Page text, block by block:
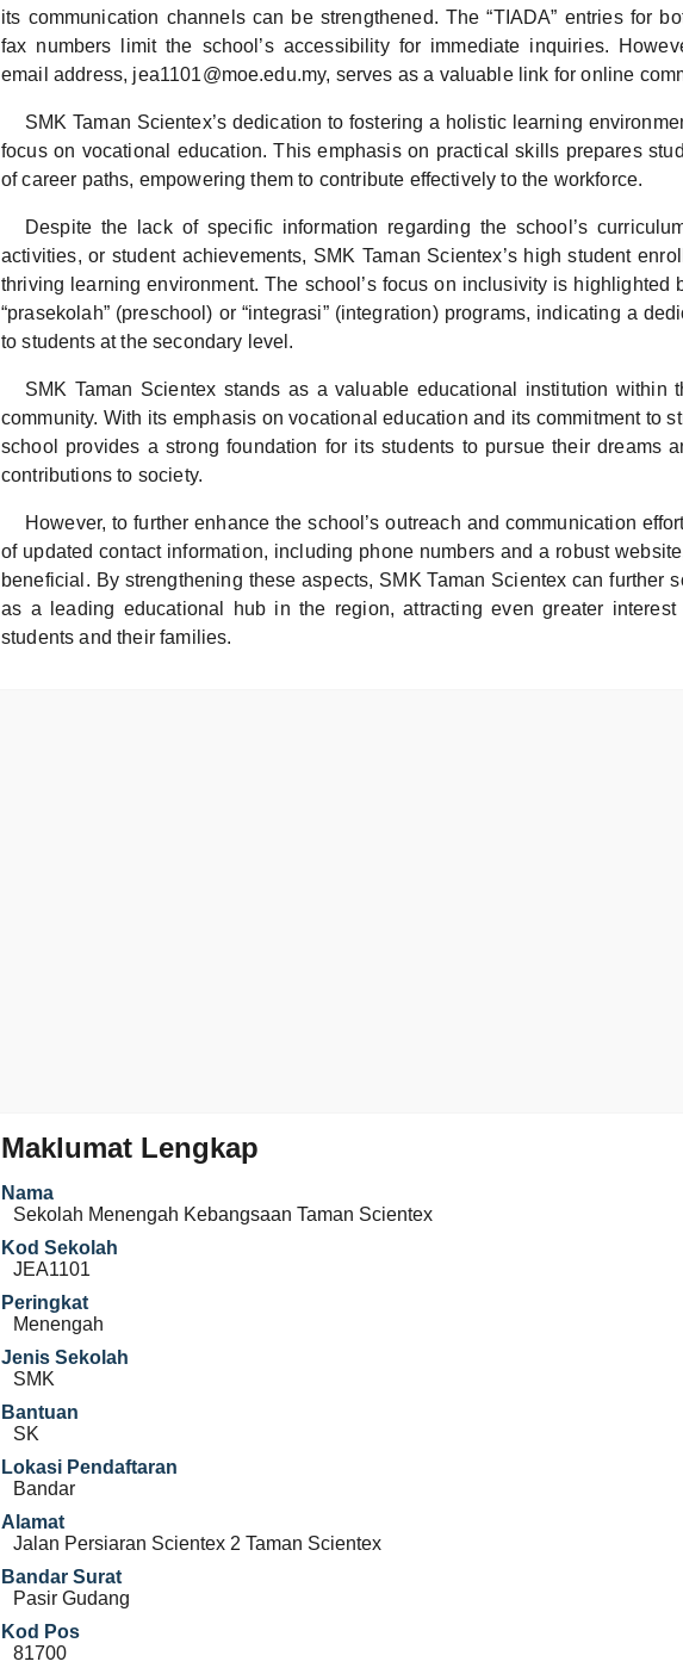
its communication channels can be strengthened. The “TIADA” entries for
fax numbers limit the school’s accessibility for immediate inquiries.
email address, jea1101@moe.edu.my, serves as a valuable link for online
SMK Taman Scientex’s dedication to fostering a holistic learning
focus on vocational education. This emphasis on practical skills prepares
of career paths, empowering them to contribute effectively to the workforce.
Despite the lack of specific information regarding the school’s
activities, or student achievements, SMK Taman Scientex’s high student
thriving learning environment. The school’s focus on inclusivity is highlighted
“prasekolah” (preschool) or “integrasi” (integration) programs, indicating a
to students at the secondary level.
SMK Taman Scientex stands as a valuable educational institution within
community. With its emphasis on vocational education and its commitment to
school provides a strong foundation for its students to pursue their dreams
contributions to society.
However, to further enhance the school’s outreach and communication
of updated contact information, including phone numbers and a robust
beneficial. By strengthening these aspects, SMK Taman Scientex can further
as a leading educational hub in the region, attracting even greater interest
students and their families.
Maklumat Lengkap
Nama
Sekolah Menengah Kebangsaan Taman Scientex
Kod Sekolah
JEA1101
Peringkat
Menengah
Jenis Sekolah
SMK
Bantuan
SK
Lokasi Pendaftaran
Bandar
Alamat
Jalan Persiaran Scientex 2 Taman Scientex
Bandar Surat
Pasir Gudang
Kod Pos
81700